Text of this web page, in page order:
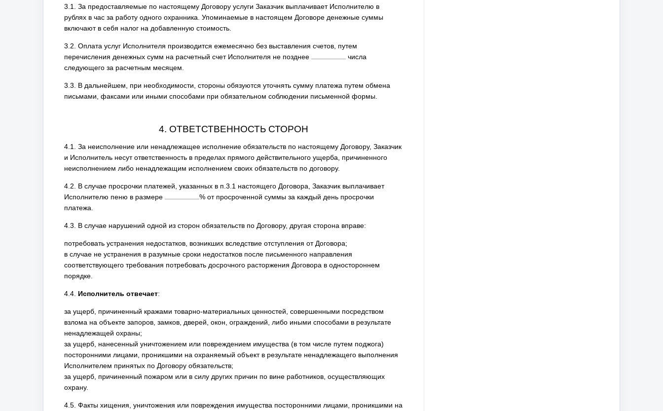
3.1. За предоставляемые по настоящему Договору услуги Заказчик выплачивает Исполнителю в
рублях в час за работу одного охранника. Упоминаемые в настоящем Договоре денежные суммы
включают в себя налог на добавленную стоимость.
3.2. Оплата услуг Исполнителя производится ежемесячно без выставления счетов, путем
перечисления денежных сумм на расчетный счет Исполнителя не позднее
числа
следующего за расчетным месяцем.
3.3. В дальнейшем, при необходимости, стороны обязуются уточнять сумму платежа путем обмена
письмами, факсами или иными способами при обязательном соблюдении письменной формы.
4. ОТВЕТСТВЕННОСТЬ СТОРОН
4.1. За неисполнение или ненадлежащее исполнение обязательств по настоящему Договору, Заказчик
и Исполнитель несут ответственность в пределах прямого действительного ущерба, причиненного
неисполнением либо ненадлежащим исполнением своих обязательств по договору.
4.2. В случае просрочки платежей, указанных в п.3.1 настоящего Договора, Заказчик выплачивает
Исполнителю пеню в размере
% от просроченной суммы за каждый день просрочки
платежа.
4.3. В случае нарушений одной из сторон обязательств по Договору, другая сторона вправе:
потребовать устранения недостатков, возникших вследствие отступления от Договора;
в случае не устранения в разумные сроки недостатков после письменного направления
соответствующего требования потребовать досрочного расторжения Договора в одностороннем
порядке.
4.4. Исполнитель отвечает:
за ущерб, причиненный кражами товарно-материальных ценностей, совершенными посредством
взлома на объекте запоров, замков, дверей, окон, ограждений, либо иными способами в результате
ненадлежащей охраны;
за ущерб, нанесенный уничтожением или повреждением имущества (в том числе путем поджога)
посторонними лицами, проникшими на охраняемый объект в результате ненадлежащего выполнения
Исполнителем принятых по Договору обязательств;
за ущерб, причиненный пожаром или в силу других причин по вине работников, осуществляющих
охрану.
4.5. Факты хищения, уничтожения или повреждения имущества посторонними лицами, проникшими на